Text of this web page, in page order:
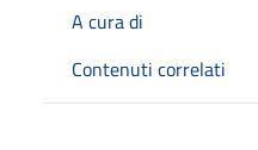
A cura di
Contenuti correlati